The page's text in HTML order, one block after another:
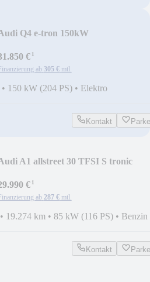
Q4 e-tron 150kW
€¹
ab 305 € mtl.
• 150 kW (204 PS) • Elektro
Kontakt
A1 allstreet 30 TFSI S tronic
€¹
ab 287 € mtl.
• 19.274 km • 85 kW (116 PS) • Benzin
Kontakt